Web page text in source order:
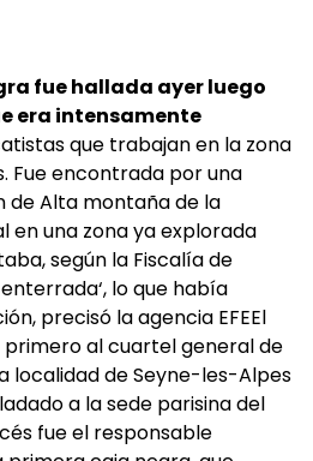
fue hallada ayer luego
era intensamente
que trabajan en la zona
Fue encontrada por una
de Alta montaña de la
en una zona ya explorada
según la Fiscalía de
lo que había
precisó la agencia EFEEl
primero al cuartel general de
localidad de Seyne-les-Alpes
a la sede parisina del
fue el responsable